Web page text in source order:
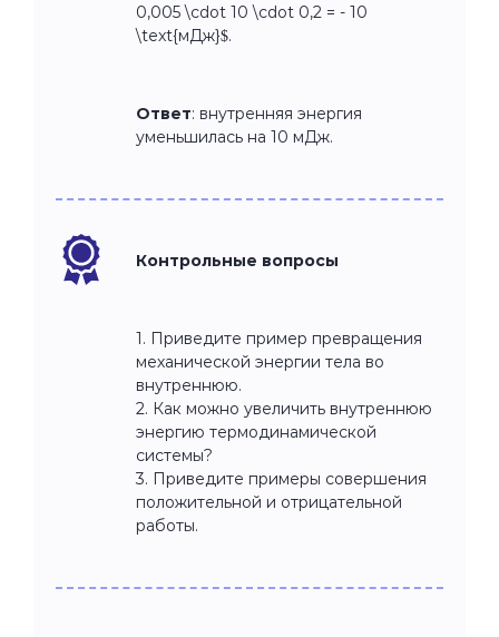
0,005 \cdot 10 \cdot 0,2 = - 10
\text{мДж}$.
Ответ: внутренняя энергия
уменьшилась на 10 мДж.
Контрольные вопросы
1. Приведите пример превращения
механической энергии тела во
внутреннюю.
2. Как можно увеличить внутреннюю
энергию термодинамической
системы?
3. Приведите примеры совершения
положительной и отрицательной
работы.